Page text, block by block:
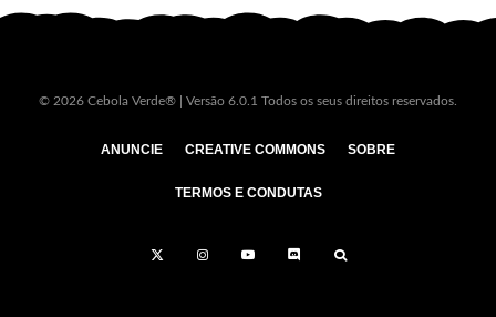
© 2026 Cebola Verde® | Versão 6.0.1 Todos os seus direitos reservados.
ANUNCIE CREATIVE COMMONS SOBRE
TERMOS E CONDUTAS